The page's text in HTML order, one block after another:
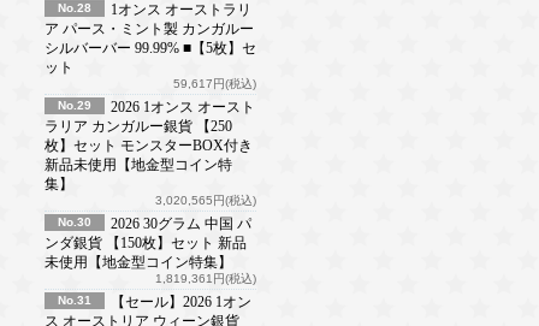
No.28
1オンス オーストラリ
ア パース・ミント製 カンガルー
シルバーバー 99.99% ■【5枚】セ
ット
59,617円(税込)
No.29
2026 1オンス オースト
ラリア カンガルー銀貨 【250
枚】セット モンスターBOX付き
新品未使用【地金型コイン特
集】
3,020,565円(税込)
No.30
2026 30グラム 中国 パ
ンダ銀貨 【150枚】セット 新品
未使用【地金型コイン特集】
1,819,361円(税込)
No.31
【セール】2026 1オン
ス オーストリア ウィーン銀貨